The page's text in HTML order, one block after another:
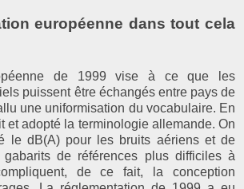
européenne dans tout cela
de 1999 vise à ce que les
puissent être échangés entre pays de
une uniformisation du vocabulaire. En
et adopté la terminologie allemande. On
le dB(A) pour les bruits aériens et de
de références plus difficiles à
de ce fait, la conception